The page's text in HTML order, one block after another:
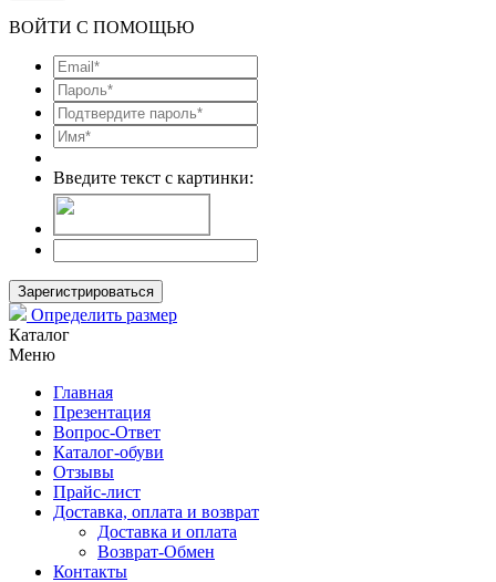
ВОЙТИ С ПОМОЩЬЮ
Введите текст с картинки:
Зарегистрироваться
Определить размер
Каталог
Меню
Главная
Презентация
Вопрос-Ответ
Каталог-обуви
Отзывы
Прайс-лист
Доставка, оплата и возврат
Доставка и оплата
Возврат-Обмен
Контакты